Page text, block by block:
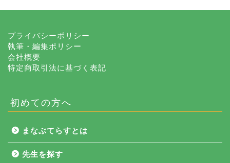
プライバシーポリシー
執筆・編集ポリシー
会社概要
特定商取引法に基づく表記
初めての方へ
まなぶてらすとは
先生を探す